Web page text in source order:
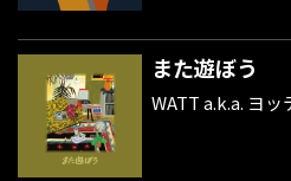
また遊ぼう
WATT a.k.a. ヨ